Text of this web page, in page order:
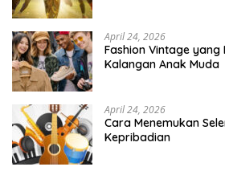
April 24, 2026
Fashion Vintage yang
Kalangan Anak Muda
April 24, 2026
Cara Menemukan
Kepribadian